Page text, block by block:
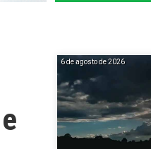
6 de agosto de 2026